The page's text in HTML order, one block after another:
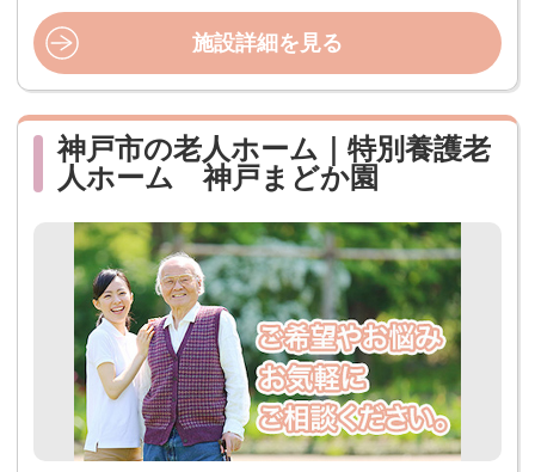
施設詳細を見る
神戸市の老人ホーム｜特別養護老
人ホーム 神戸まどか園